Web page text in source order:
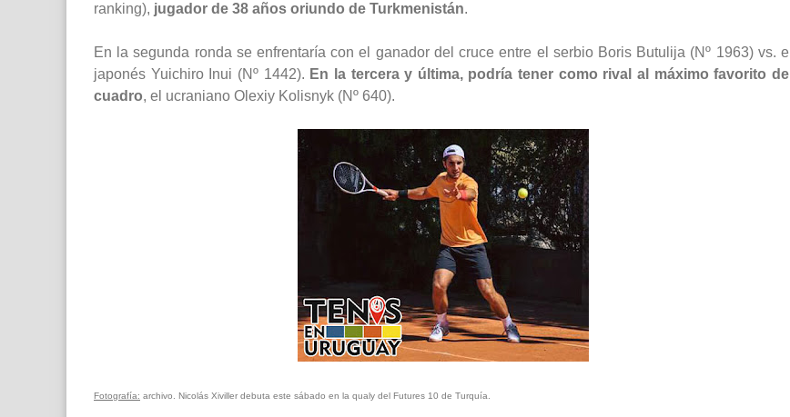
ranking), jugador de 38 años oriundo de Turkmenistán.
En la segunda ronda se enfrentaría con el ganador del cruce entre el serbio Boris Butulija (Nº 1963) vs. el
japonés Yuichiro Inui (Nº 1442). En la tercera y última, podría tener como rival al máximo favorito del
cuadro, el ucraniano Olexiy Kolisnyk (Nº 640).
Fotografía: archivo. Nicolás Xiviller debuta este sábado en la qualy del Futures 10 de Turquía.